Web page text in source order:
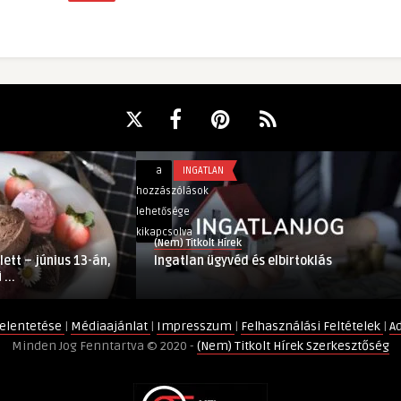
– június 13-án,
...
Ingatlan
ügyvéd
és
elbirtoklás
bejegyzéshez
a
hozzászólások
lehetősége
kikapcsolva
INGATLAN
(Nem) Titkolt Hírek
Ingatlan ügyvéd és elbirtoklás
| Médiaajánlat | Impresszum | Felhasználási Feltételek |
Minden Jog Fenntartva © 2020 - (Nem) Titkolt Hírek Szerkesztőség